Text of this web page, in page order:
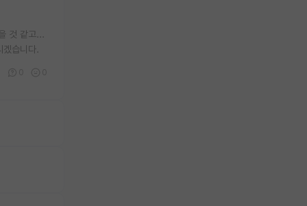
것 같고...
습니다.